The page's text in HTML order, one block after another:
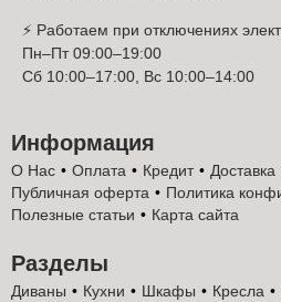
Модульные кухни Парма в
хорошо подходят как для
решением для стандартной
стремятся жители столицы и
универсальности дизайна,
привлекательной стоимости.
Бесплатный проект
Модульные кухни в
⚡ Работаем при отключениях
Пн–Пт 09:00–19:00
Сб 10:00–17:00, Вс 10:00–14:00
Информация
О Нас Оплата Кредит Доставка
Публичная оферта
Политика
Полезные статьи
Карта сайта
Разделы
Диваны Кухни Шкафы Кресла